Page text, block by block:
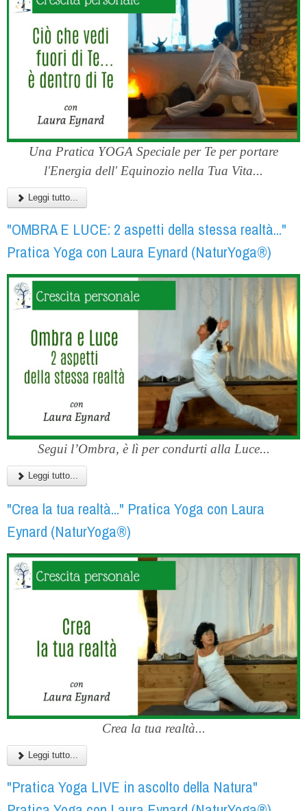
Una Pratica YOGA Speciale per Te per portare
l'Energia dell' Equinozio nella Tua Vita...
Leggi tutto...
"OMBRA E LUCE: 2 aspetti della stessa realtà..."
Pratica Yoga con Laura Eynard (NaturYoga®)
Segui l’Ombra, è lì per condurti alla Luce...
Leggi tutto...
"Crea la tua realtà..." Pratica Yoga con Laura
Eynard (NaturYoga®)
Crea la tua realtà...
Leggi tutto...
"Pratica Yoga LIVE in ascolto della Natura"